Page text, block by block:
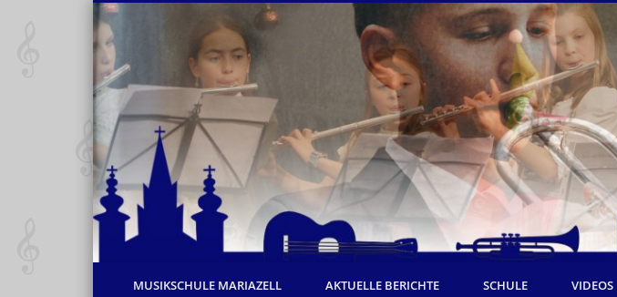
MUSIKSCHULE MARIAZELL AKTUELLE BERICHTE SCHULE VIDEOS